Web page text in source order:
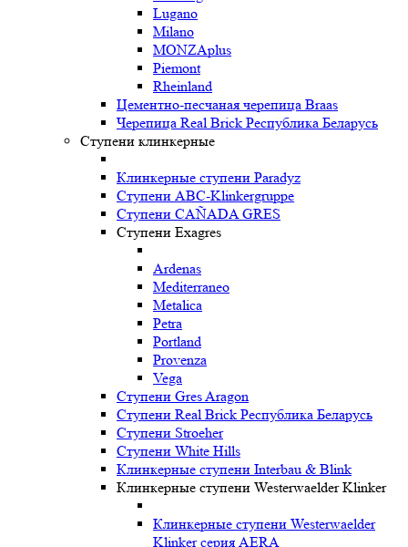
Lugano
Milano
MONZAplus
Piemont
Rheinland
Цементно-песчаная черепица Braas
Черепица Real Brick Республика Беларусь
Ступени клинкерные
Клинкерные ступени Paradyz
Ступени ABC-Klinkergruppe
Ступени CAÑADA GRES
Ступени Exagres
Ardenas
Mediterraneo
Metalica
Petra
Portland
Provenza
Vega
Ступени Gres Aragon
Ступени Real Brick Республика Беларусь
Ступени Stroeher
Ступени White Hills
Клинкерные ступени Interbau & Blink
Клинкерные ступени Westerwaelder Klinker
Клинкерные ступени Westerwaelder
Klinker серия AERA